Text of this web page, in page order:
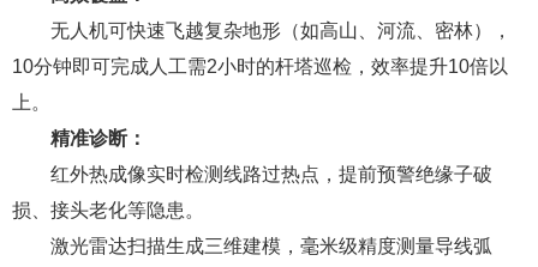
无人机可快速飞越复杂地形（如高山、河流、密林），
10分钟即可完成人工需2小时的杆塔巡检，效率提升10倍以
上。
精准诊断：
红外热成像实时检测线路过热点，提前预警绝缘子破
损、接头老化等隐患。
激光雷达扫描生成三维建模，毫米级精度测量导线弧